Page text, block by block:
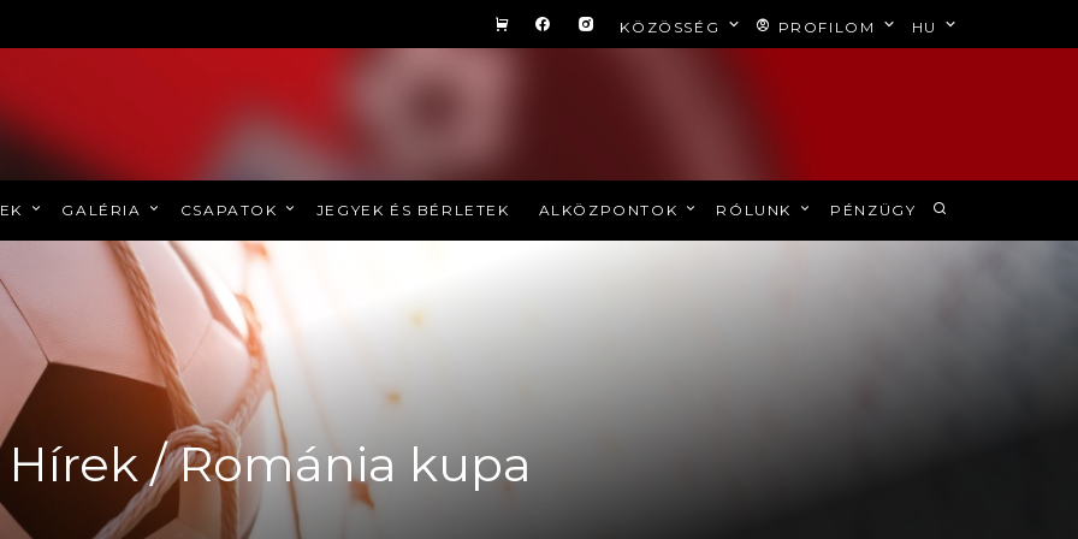
KÖZÖSSÉG PROFILOM HU
GALÉRIA CSAPATOK JEGYEK ÉS BÉRLETEK ALKÖZPONTOK RÓLUNK PÉNZÜGY
Hírek / Románia kupa